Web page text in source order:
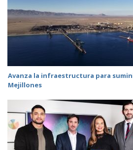
Avanza la infraestructura para
Mejillones